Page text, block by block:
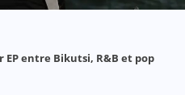
entre Bikutsi, R&B et pop